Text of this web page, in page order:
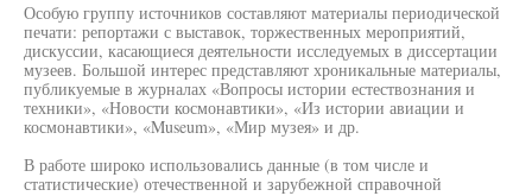
Особую группу источников составляют материалы периодической
печати: репортажи с выставок, торжественных мероприятий,
дискуссии, касающиеся деятельности исследуемых в диссертации
музеев. Большой интерес представляют хроникальные материалы,
публикуемые в журналах «Вопросы истории естествознания и
техники», «Новости космонавтики», «Из истории авиации и
космонавтики», «Museum», «Мир музея» и др.
В работе широко использовались данные (в том числе и
статистические) отечественной и зарубежной справочной